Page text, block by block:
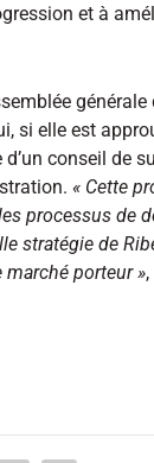
et à
si elle est
conseil de
« Cette
processus de
stratégie de
porteur »